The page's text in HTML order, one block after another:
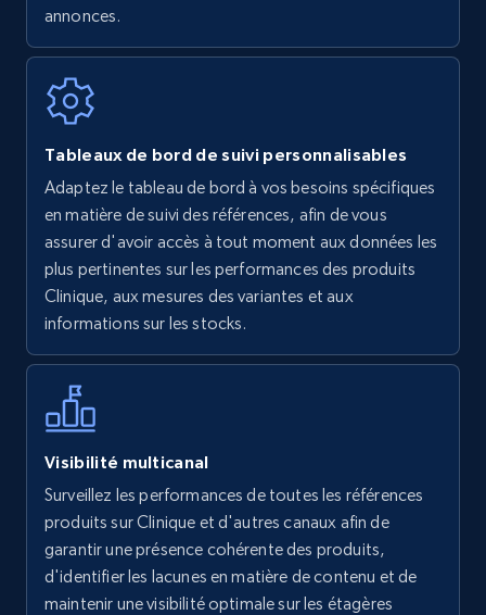
Walmart - products
URL, Final price, Sku, Currency, Gtin,
Specifications, Image urls, Top reviews, and
more.
Walmart - products - Find new products by
using specific category URL
URL, Final price, Sku, Currency, Gtin,
more.
5.6K+ 875+ Commencer
annonces.
Tableaux de bord de suivi personnalisables
Adaptez le tableau de bord à vos besoins spécifiques
en matière de suivi des références, afin de vous
assurer d'avoir accès à tout moment aux données les
plus pertinentes sur les performances des produits
Clinique, aux mesures des variantes et aux
informations sur les stocks.
Visibilité multicanal
Surveillez les performances de toutes les références
produits sur Clinique et d'autres canaux afin de
garantir une présence cohérente des produits,
d'identifier les lacunes en matière de contenu et de
maintenir une visibilité optimale sur les étagères